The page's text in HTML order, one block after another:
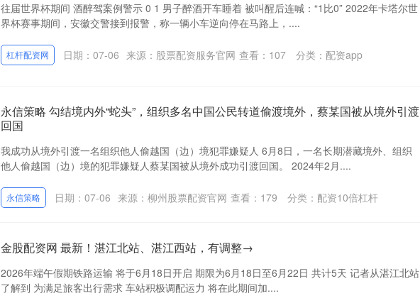
往届世界杯期间 酒醉驾案例警示 0 1 男子醉酒开车睡着 被叫醒后连喊：“1比0” 2022年卡塔尔世
界杯赛事期间，安徽交警接到报警，称一辆小车逆向停在马路上，....
杠杆配资网 日期：07-06 来源：股票配资服务官网 查看： 107 分类： 配资app
永信策略 勾结境内外“蛇头”，组织多名中国公民转道偷渡境外，蔡某国被从境外引渡
回国
我成功从境外引渡一名组织他人偷越国（边）境犯罪嫌疑人 6月8日，一名长期潜藏境外、组织
他人偷越国（边）境的犯罪嫌疑人蔡某国被从境外成功引渡回国。 2024年2月....
永信策略 日期：07-06 来源：柳州股票配资官网 查看： 179 分类： 配资10倍杠杆
金股配资网 最新！湛江北站、湛江西站，有调整→
2026年端午假期铁路运输 将于6月18日开启 期限为6月18日至6月22日 共计5天 记者从湛江北站
了解到 为满足旅客出行需求 车站积极调配运力 将在此期间加....